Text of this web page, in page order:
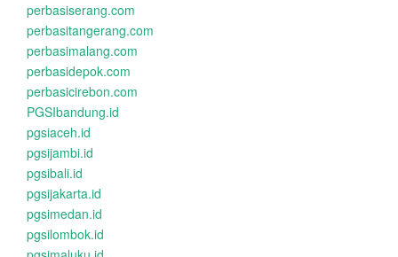
perbasiserang.com
perbasitangerang.com
perbasimalang.com
perbasidepok.com
perbasicirebon.com
PGSIbandung.id
pgsiaceh.id
pgsijambi.id
pgsibali.id
pgsijakarta.id
pgsimedan.id
pgsilombok.id